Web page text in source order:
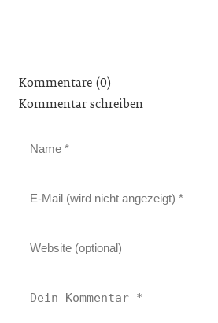
Kommentare (0)
Kommentar schreiben